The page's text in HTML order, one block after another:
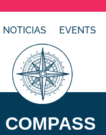
NOTICIAS EVENTS
COMPASS